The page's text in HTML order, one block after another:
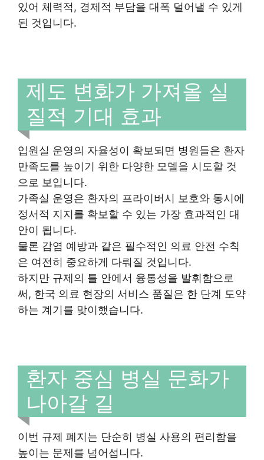
있어 체력적, 경제적 부담을 대폭 덜어낼 수 있게
된 것입니다.
제도 변화가 가져올 실
질적 기대 효과
입원실 운영의 자율성이 확보되면 병원들은 환자
만족도를 높이기 위한 다양한 모델을 시도할 것
으로 보입니다.
가족실 운영은 환자의 프라이버시 보호와 동시에
정서적 지지를 확보할 수 있는 가장 효과적인 대
안이 됩니다.
물론 감염 예방과 같은 필수적인 의료 안전 수칙
은 여전히 중요하게 다뤄질 것입니다.
하지만 규제의 틀 안에서 융통성을 발휘함으로
써, 한국 의료 현장의 서비스 품질은 한 단계 도약
하는 계기를 맞이했습니다.
환자 중심 병실 문화가
나아갈 길
이번 규제 폐지는 단순히 병실 사용의 편리함을
높이는 문제를 넘어섭니다.